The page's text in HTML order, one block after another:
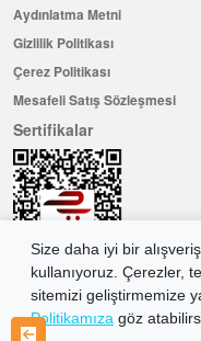
Size daha iyi bir
kullanıyoruz. Çerezler,
sitemizi geliştirmemize
Politikamıza göz
Aydınlatma Metni
Gizlilik Politikası
Çerez Politikası
Mesafeli Satış Sözleşmesi
Sertifikalar
Hemen Üye Olun ...ve